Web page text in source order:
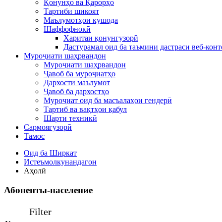
Қонунҳо ва Қарорҳо
Тартиби шикоят
Маълумотҳои кушода
Шаффофнокӣ
Харитаи қонунгузорӣ
Дастурамал оид ба таъмини дастраси веб-
Муроҷиати шаҳрвандон
Муроҷиати шаҳрвандон
Ҷавоб ба муроҷиатҳо
Дархости маълумот
Ҷавоб ба дархостҳо
Муроҷиат оид ба масъалаҳои гендерӣ
Тартиб ва вақтҳои қабул
Шарти техникӣ
Сармоягузорӣ
Тамос
Оид ба Ширкат
Истеъмолкунандагон
Аҳолӣ
Абоненты-население
Filter